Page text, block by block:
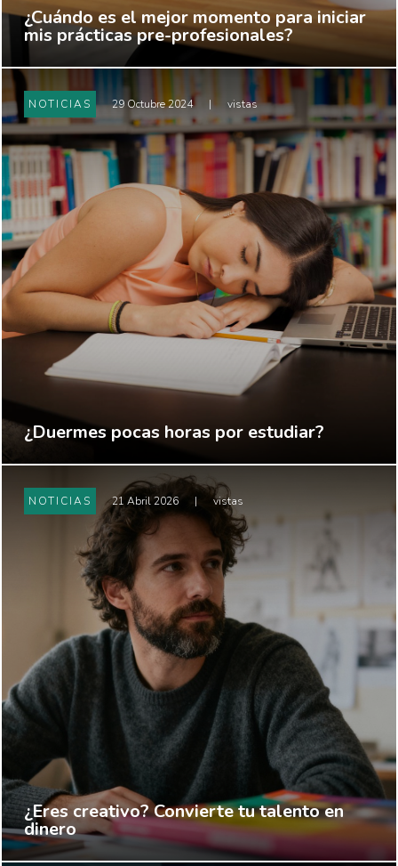
¿Cuándo es el mejor momento para iniciar
mis prácticas pre-profesionales?
NOTICIAS 29 Octubre 2024 | vistas
¿Duermes pocas horas por estudiar?
NOTICIAS 21 Abril 2026 | vistas
¿Eres creativo? Convierte tu talento en
dinero